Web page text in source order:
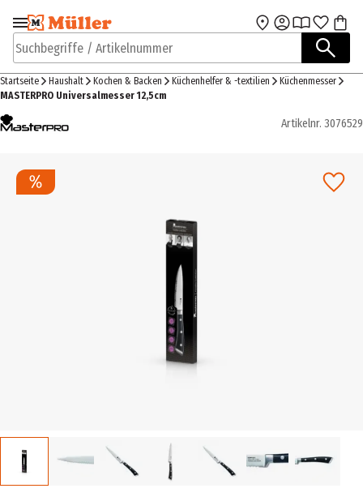
Zur Navigation
springen
Zum Hauptinhalt
Suchbegriffe / Artikelnummer
Startseite Haushalt Kochen & Backen Küchenhelfer & -textilien
Küchenmesser
MASTERPRO Universalmesser 12,5cm
Artikelnr. 3076529